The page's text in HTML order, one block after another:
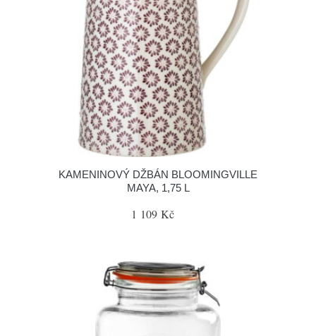
KAMENINOVÝ DŽBÁN BLOOMINGVILLE
MAYA, 1,75 L
1 109 Kč